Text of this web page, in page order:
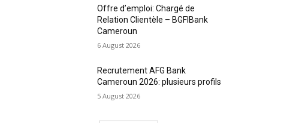
Offre d’emploi: Chargé de
Relation Clientèle – BGFIBank
Cameroun
6 August 2026
Recrutement AFG Bank
Cameroun 2026: plusieurs profils
5 August 2026